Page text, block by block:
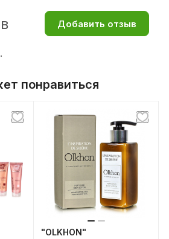
Добавить отзыв
понравиться
"OLKHON"